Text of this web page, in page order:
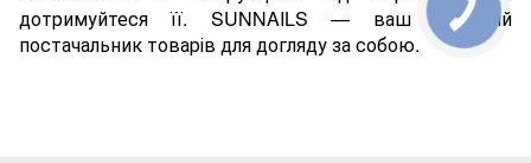
дотримуйтеся її. SUNNAILS — ваш надійний
постачальник товарів для догляду за собою.